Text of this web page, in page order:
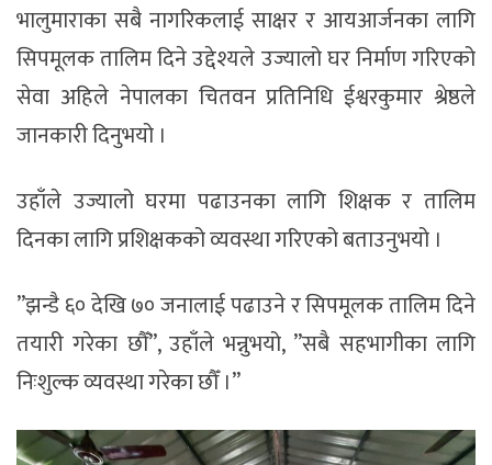
भालुमाराका सबै नागरिकलाई साक्षर र आयआर्जनका लागि
सिपमूलक तालिम दिने उद्देश्यले उज्यालो घर निर्माण गरिएको
सेवा अहिले नेपालका चितवन प्रतिनिधि ईश्वरकुमार श्रेष्ठले
जानकारी दिनुभयो ।
उहाँले उज्यालो घरमा पढाउनका लागि शिक्षक र तालिम
दिनका लागि प्रशिक्षकको व्यवस्था गरिएको बताउनुभयो ।
”झन्डै ६० देखि ७० जनालाई पढाउने र सिपमूलक तालिम दिने
तयारी गरेका छौँ”, उहाँले भन्नुभयो, ”सबै सहभागीका लागि
निःशुल्क व्यवस्था गरेका छौँ ।”